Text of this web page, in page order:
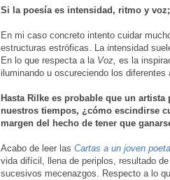
Si la poesía es intensidad, ritmo y
En mi caso concreto intento cuidar
estructuras estróficas. La intensidad
En lo que respecta a la Voz, es la
iluminando u oscureciendo los
Hasta Rilke es probable que un
nuestros tiempos, ¿cómo escindirse
margen del hecho de tener que
Acabo de leer las Cartas a un joven poeta
vida difícil, llena de periplos, resultado
sucesivos mecenazgos. Respecto a lo